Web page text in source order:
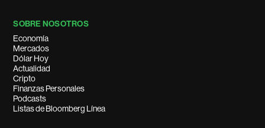
SOBRE NOSOTROS
Economía
Mercados
Dólar Hoy
Actualidad
Cripto
Finanzas Personales
Podcasts
Listas de Bloomberg Línea